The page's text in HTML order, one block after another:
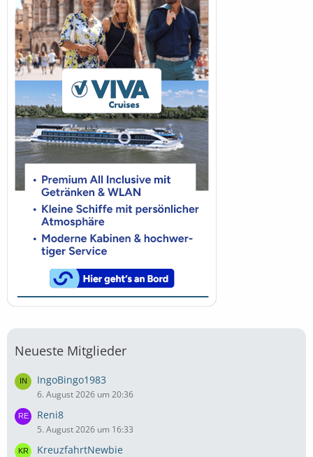
Neueste Mitglieder
IngoBingo1983
6. August 2026 um 20:36
Reni8
5. August 2026 um 16:33
KreuzfahrtNewbie